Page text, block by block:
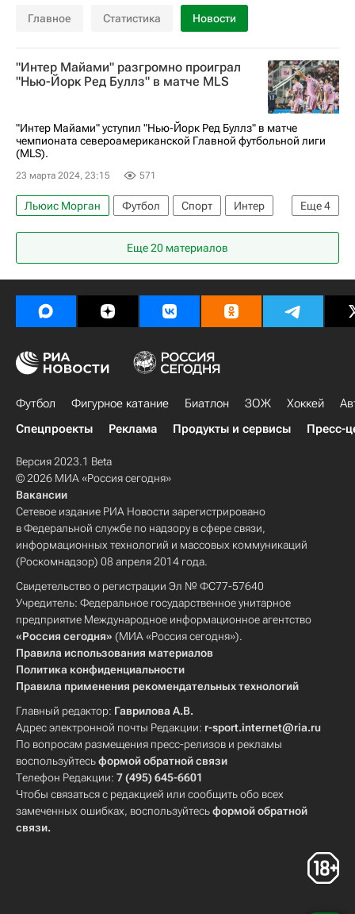
Главное Статистика Новости
"Интер Майами" разгромно проиграл
"Нью-Йорк Ред Буллз" в матче MLS
"Интер Майами" уступил "Нью-Йорк Ред Буллз" в матче
чемпионата североамериканской Главной футбольной лиги
(MLS).
23 марта 2024, 23:15 571
Еще4
Льюис Морган Футбол Спорт
Интер
Нью-Йорк Ред Буллз
Лионель Месси
Барселона
Еще 20 материалов
Футбол Фигурное катание Биатлон ЗОЖ Хоккей
Спецпроекты
Реклама Продукты и сервисы Пресс-
Версия 2023.1 Beta
© 2026 МИА «Россия сегодня»
Вакансии
Сетевое издание РИА Новости зарегистрировано
в Федеральной службе по надзору в сфере связи,
информационных технологий и массовых коммуникаций
(Роскомнадзор) 08 апреля 2014 года.
Свидетельство о регистрации Эл № ФС77-57640
Учредитель: Федеральное государственное унитарное
предприятие Международное информационное агентство
«Россия сегодня» (МИА «Россия сегодня»).
Правила использования материалов
Политика конфиденциальности
Правила применения рекомендательных технологий
Главный редактор: Гаврилова А.В.
Адрес электронной почты Редакции: r-sport.internet@ria.ru
По вопросам размещения пресс-релизов и рекламы
воспользуйтесьформой обратной связи
Телефон Редакции: 7 (495) 645-6601
Чтобы связаться с редакцией или сообщить обо всех
замеченных ошибках, воспользуйтесьформой обратной
связи.